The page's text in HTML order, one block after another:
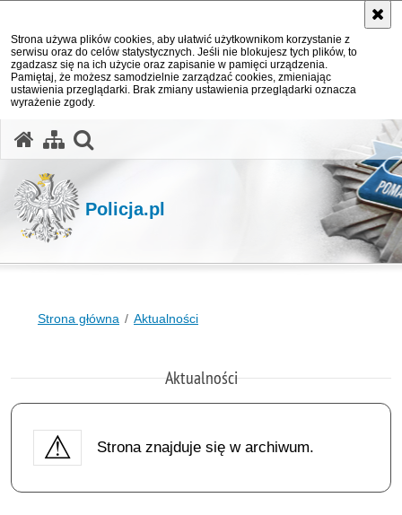
Strona używa plików cookies, aby ułatwić użytkownikom korzystanie z
serwisu oraz do celów statystycznych. Jeśli nie blokujesz tych plików, to
zgadzasz się na ich użycie oraz zapisanie w pamięci urządzenia.
Pamiętaj, że możesz samodzielnie zarządzać cookies, zmieniając
ustawienia przeglądarki. Brak zmiany ustawienia przeglądarki oznacza
wyrażenie zgody.
Policja.pl
Strona główna Aktualności
Aktualności
Strona znajduje się w archiwum.